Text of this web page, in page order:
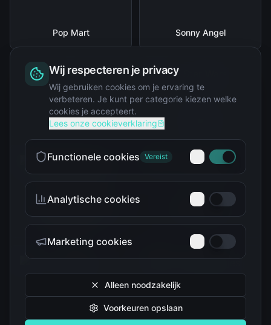
Pop Mart Sonny Angel
Squishy
The Simpsons
Troetelbeertjes
Wij respecteren je privacy
Wij gebruiken cookies om je ervaring te
verbeteren. Je kunt per categorie kiezen welke
cookies je accepteert.
Lees onze cookieverklaring
Functionele cookies Vereist
Analytische cookies
Marketing cookies
Alleen noodzakelijk
Voorkeuren opslaan